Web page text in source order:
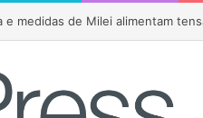
anuncia apoio a João Roma e